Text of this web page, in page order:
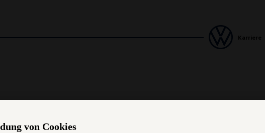
Karriere
-Frau
von Cookies